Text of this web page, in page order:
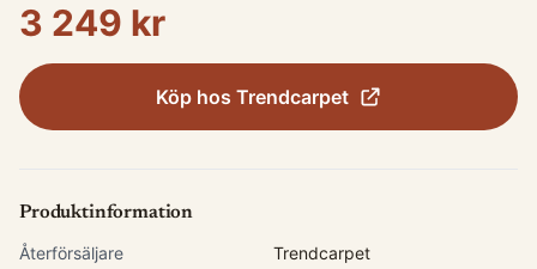
3 249 kr
Köp hos Trendcarpet
Produktinformation
Återförsäljare
Trendcarpet